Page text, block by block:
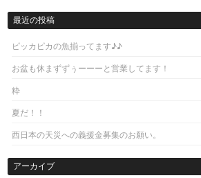
Post navigation
最近の投稿
ピッカピカの魚揃ってます♪♪
お盆も休まずずぅーーーと営業してます！
粋
夏だ！！
西日本の天災への義援金募集のお願い。
アーカイブ